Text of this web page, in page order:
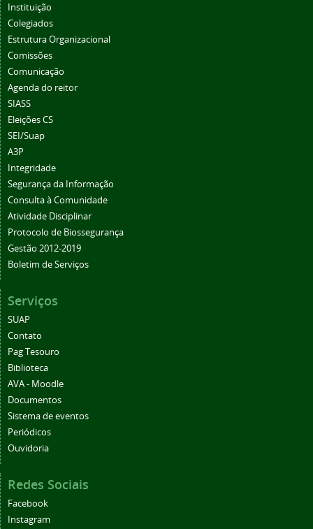
Instituição
Colegiados
Estrutura Organizacional
Comissões
Comunicação
Agenda do reitor
SIASS
Eleições CS
SEI/Suap
A3P
Integridade
Segurança da Informação
Consulta à Comunidade
Atividade Disciplinar
Protocolo de Biossegurança
Gestão 2012-2019
Boletim de Serviços
Serviços
SUAP
Contato
Pag Tesouro
Biblioteca
AVA - Moodle
Documentos
Sistema de eventos
Periódicos
Ouvidoria
Redes Sociais
Facebook
Instagram